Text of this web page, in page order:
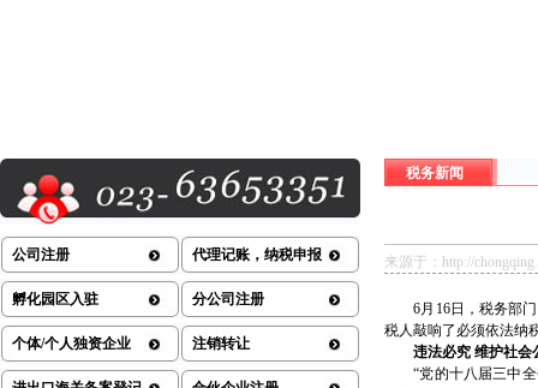
公司注册 代理记账，纳税申报
孵化园区入驻 分公司注册
个体/个人独资企业 注销转让
税务新闻
来源于：http://
6月16日，税务部门
税人敲响了必须依法纳
违法必究 维护社会
“党的十八届三中全